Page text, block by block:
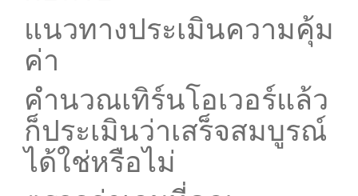
แนวทางประเมินความคุ้ม
ค่า
คำนวณเทิร์นโอเวอร์แล้ว
ก็ประเมินว่าเสร็จสมบูรณ์
ได้ใช่หรือไม่